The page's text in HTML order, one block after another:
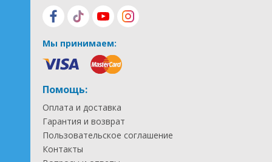
Мы принимаем:
Помощь:
Оплата и доставка
Гарантия и возврат
Пользовательское соглашение
Контакты